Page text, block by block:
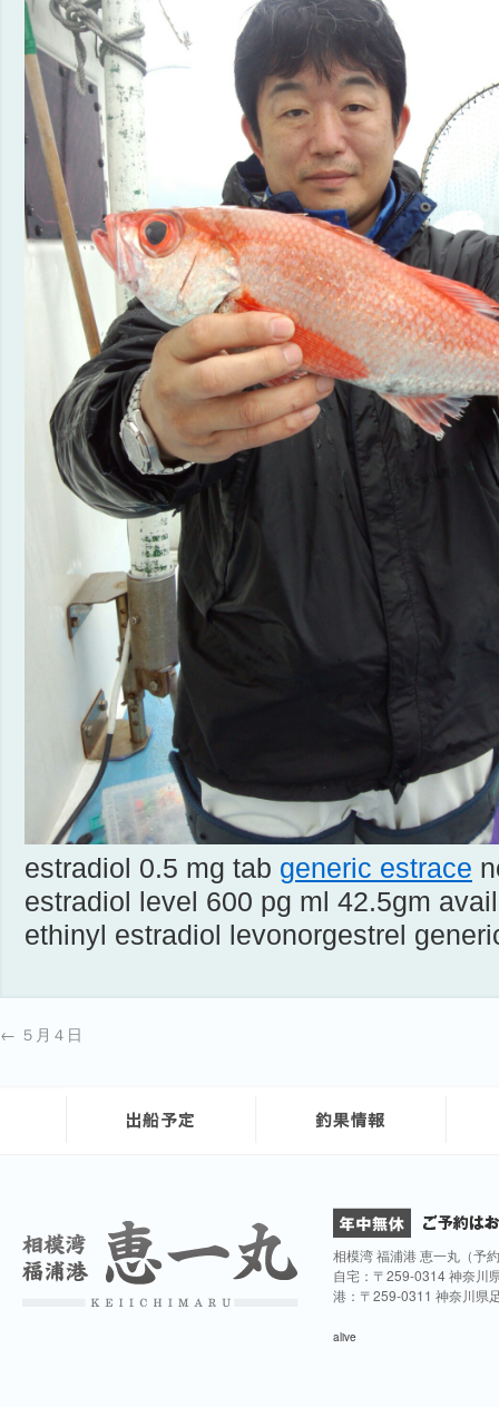
estradiol 0.5 mg tab generic estrace
estradiol level 600 pg ml 42.5gm
ethinyl estradiol levonorgestrel
← ５月４日
相模湾 福浦港 恵一丸（予
自宅：〒259-0314 神奈川
港：〒259-0311 神奈川県
alive